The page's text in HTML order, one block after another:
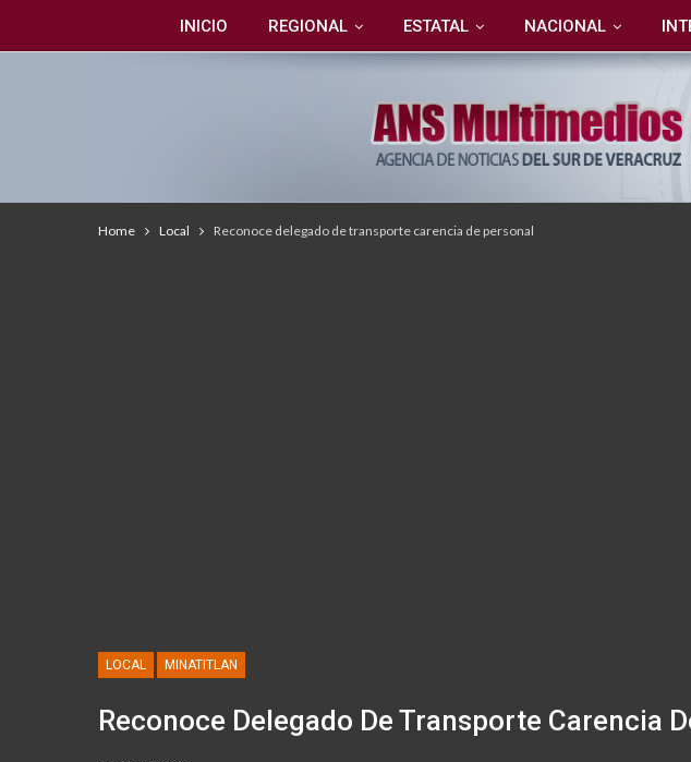
INICIO REGIONAL ESTATAL NACIONAL
Home Local Reconoce delegado de transporte carencia de personal
LOCAL MINATITLAN
Reconoce Delegado De Transporte Carencia